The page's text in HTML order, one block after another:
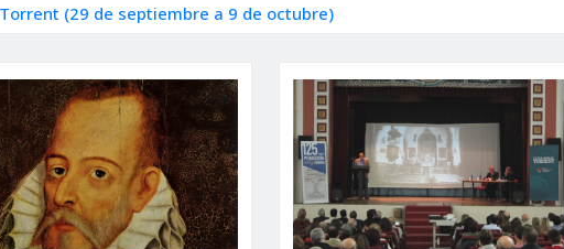
(29 de septiembre a 9 de octubre)